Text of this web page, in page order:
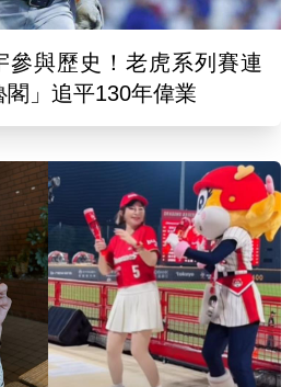
參與歷史！老虎系列賽連
」追平130年偉業